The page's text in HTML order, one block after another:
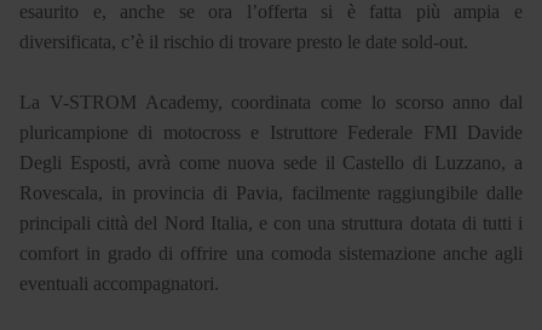
esaurito e, anche se ora l’offerta si è fatta più ampia e
diversificata, c’è il rischio di trovare presto le date sold-out.
La V-STROM Academy, coordinata come lo scorso anno dal
pluricampione di motocross e Istruttore Federale FMI Davide
Degli Esposti, avrà come nuova sede il Castello di Luzzano, a
Rovescala, in provincia di Pavia, facilmente raggiungibile dalle
principali città del Nord Italia, e con una struttura dotata di tutti i
comfort in grado di offrire una comoda sistemazione anche agli
eventuali accompagnatori.